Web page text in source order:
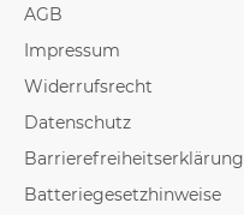
AGB
Impressum
Widerrufsrecht
Datenschutz
Barrierefreiheitserklärung
Batteriegesetzhinweise